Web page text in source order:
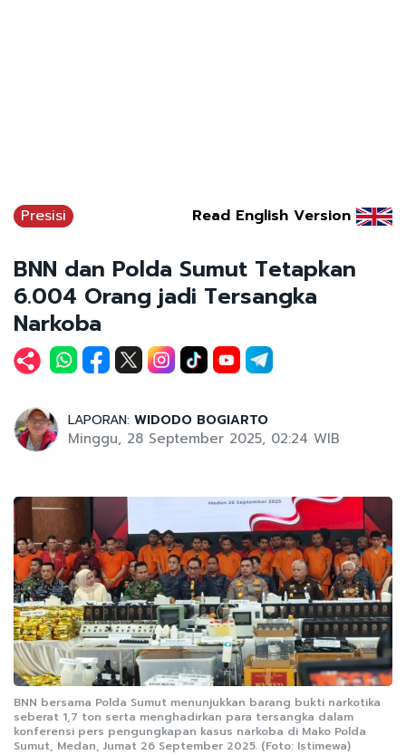
Presisi Read English Version
BNN dan Polda Sumut Tetapkan
6.004 Orang jadi Tersangka
Narkoba
LAPORAN: WIDODO BOGIARTO
Minggu, 28 September 2025, 02:24 WIB
BNN bersama Polda Sumut menunjukkan barang bukti narkotika
seberat 1,7 ton serta menghadirkan para tersangka dalam
konferensi pers pengungkapan kasus narkoba di Mako Polda
Sumut, Medan, Jumat 26 September 2025. (Foto: Istimewa)